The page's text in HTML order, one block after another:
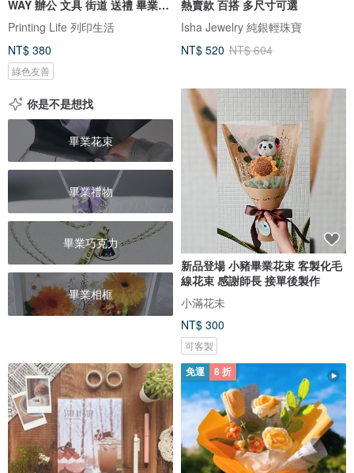
WAY 辦公 文具 街道 送禮 畢業禮
物
Printing Life 列印生活
NT$ 380
綠色友善
熱賣款 百搭 多尺寸可選
Isha Jewelry 純銀輕珠寶
NT$ 520 NT$ 604
你是不是想找
畢業花束
畢業禮物
畢業巧克力
畢業相框
新品登場 小豬畢業花束 客製化毛
線花束 感謝師長 接單後製作
小滿花未
NT$ 300
可客製
免運 8 折